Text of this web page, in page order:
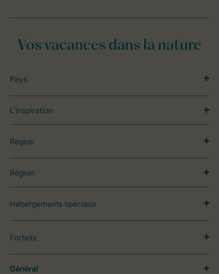
Vos vacances dans la nature
Pays
L’inspiration
Région
Région
Hébergements spéciaux
Forfaits
Général